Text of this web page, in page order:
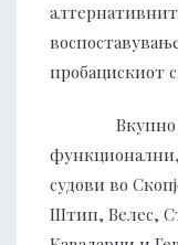
пробацискиот
Вкупно 11
функционални,
судови во
Штип, Велес,